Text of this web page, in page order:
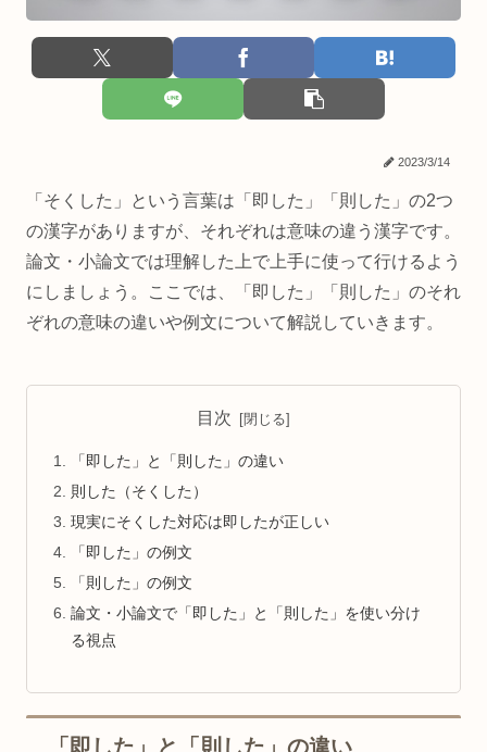
2023/3/14
「そくした」という言葉は「即した」「則した」の2つ
の漢字がありますが、それぞれは意味の違う漢字です。
論文・小論文では理解した上で上手に使って行けるよう
にしましょう。ここでは、「即した」「則した」のそれ
ぞれの意味の違いや例文について解説していきます。
目次
「即した」と「則した」の違い
則した（そくした）
現実にそくした対応は即したが正しい
「即した」の例文
「則した」の例文
論文・小論文で「即した」と「則した」を使い分け
る視点
「即した」と「則した」の違い